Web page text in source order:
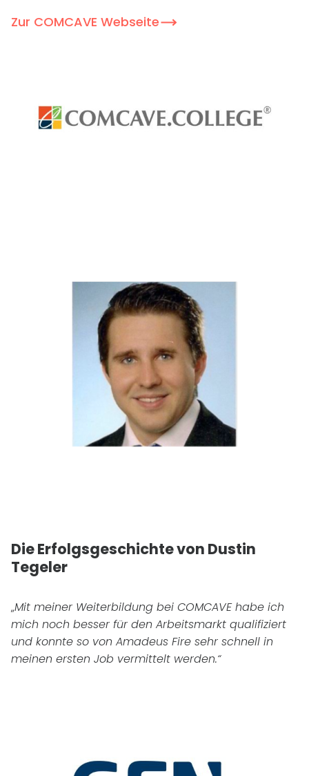
Zur COMCAVE Webseite
Die Erfolgsgeschichte von Dustin
Tegeler
„Mit meiner Weiterbildung bei COMCAVE habe ich
mich noch besser für den Arbeitsmarkt qualifiziert
und konnte so von Amadeus Fire sehr schnell in
meinen ersten Job vermittelt werden.“